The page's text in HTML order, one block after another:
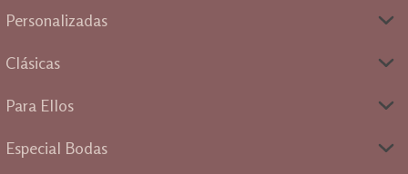
Personalizadas
Clásicas
Para Ellos
Especial Bodas